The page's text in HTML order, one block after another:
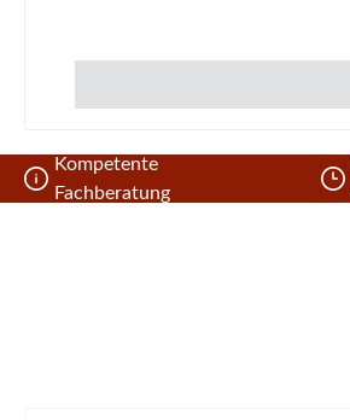
Kompetente
Fachberatung